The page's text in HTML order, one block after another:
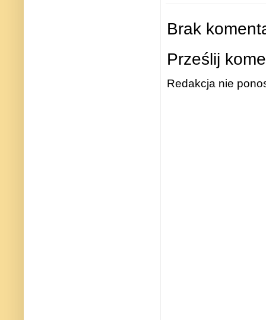
Brak
Prześlij
Redakcja nie